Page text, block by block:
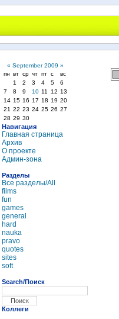
« September 2009 »
пн вт ср чт пт с
вс
1
2 3 4 5
6
7
8 9 10 11 12 13
14 15 16 17 18 19 20
21 22 23 24 25 26 27
28 29 30
Навигация
Главная страница
Архив
О проекте
Админ-зона
Разделы
Все разделы/All
films
fun
games
general
hard
nauka
pravo
quotes
sites
soft
Search/Поиск
Коллеги